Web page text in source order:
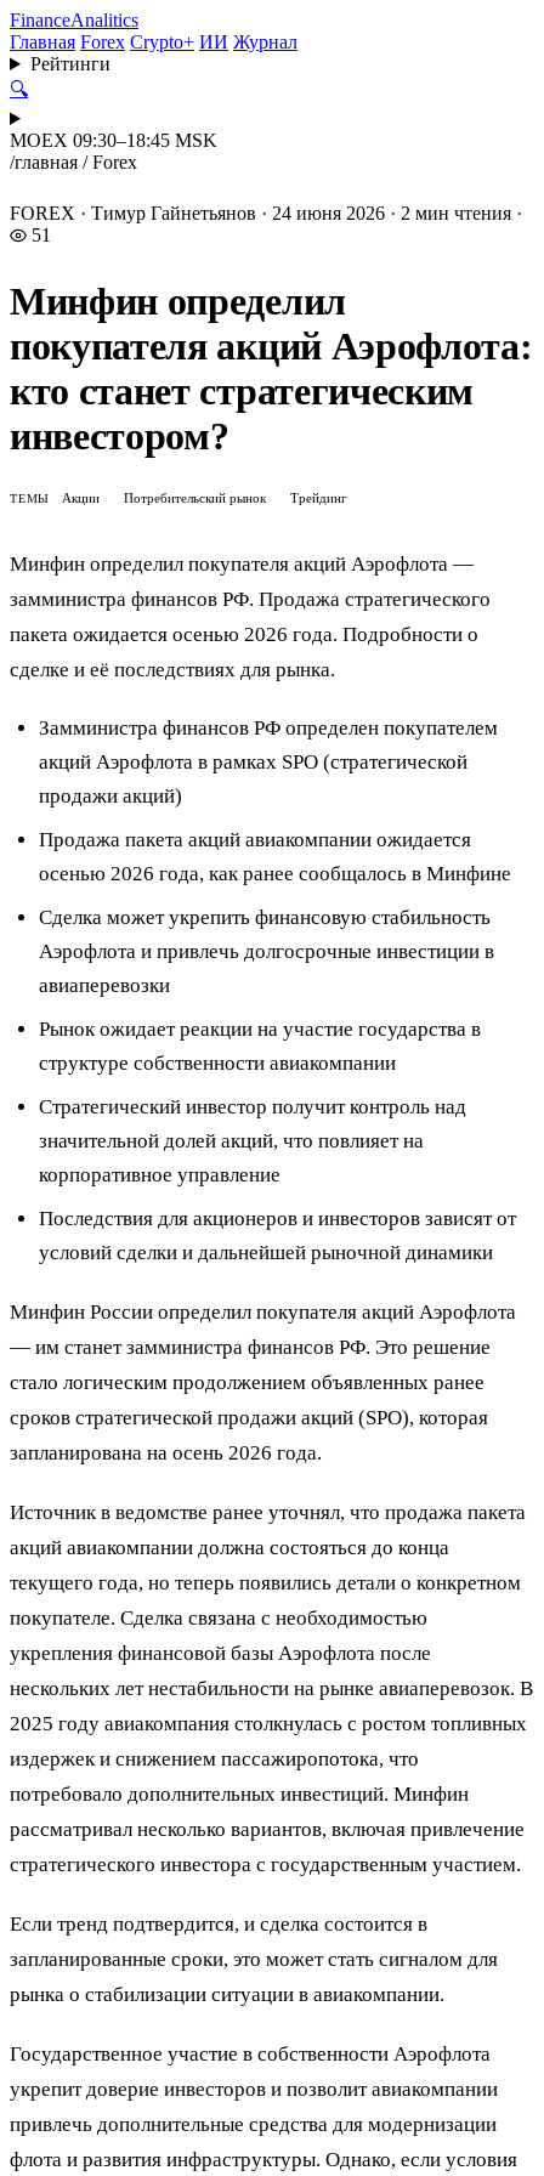
FinanceAnalitics
Главная Forex Crypto+ ИИ Журнал
Рейтинги
🔍
MOEX 09:30–18:45 MSK
/главная / Forex
FOREX · Тимур Гайнетьянов · 24 июня 2026 · 2 мин чтения ·
51
Минфин определил
покупателя акций Аэрофлота:
кто станет стратегическим
инвестором?
ТЕМЫ Акции Потребительский рынок Трейдинг
Минфин определил покупателя акций Аэрофлота —
замминистра финансов РФ. Продажа стратегического
пакета ожидается осенью 2026 года. Подробности о
сделке и её последствиях для рынка.
Замминистра финансов РФ определен покупателем
акций Аэрофлота в рамках SPO (стратегической
продажи акций)
Продажа пакета акций авиакомпании ожидается
осенью 2026 года, как ранее сообщалось в Минфине
Сделка может укрепить финансовую стабильность
Аэрофлота и привлечь долгосрочные инвестиции в
авиаперевозки
Рынок ожидает реакции на участие государства в
структуре собственности авиакомпании
Стратегический инвестор получит контроль над
значительной долей акций, что повлияет на
корпоративное управление
Последствия для акционеров и инвесторов зависят от
условий сделки и дальнейшей рыночной динамики
Минфин России определил покупателя акций Аэрофлота
— им станет замминистра финансов РФ. Это решение
стало логическим продолжением объявленных ранее
сроков стратегической продажи акций (SPO), которая
запланирована на осень 2026 года.
Источник в ведомстве ранее уточнял, что продажа пакета
акций авиакомпании должна состояться до конца
текущего года, но теперь появились детали о конкретном
покупателе. Сделка связана с необходимостью
укрепления финансовой базы Аэрофлота после
нескольких лет нестабильности на рынке авиаперевозок. В
2025 году авиакомпания столкнулась с ростом топливных
издержек и снижением пассажиропотока, что
потребовало дополнительных инвестиций. Минфин
рассматривал несколько вариантов, включая привлечение
стратегического инвестора с государственным участием.
Если тренд подтвердится, и сделка состоится в
запланированные сроки, это может стать сигналом для
рынка о стабилизации ситуации в авиакомпании.
Государственное участие в собственности Аэрофлота
укрепит доверие инвесторов и позволит авиакомпании
привлечь дополнительные средства для модернизации
флота и развития инфраструктуры. Однако, если условия